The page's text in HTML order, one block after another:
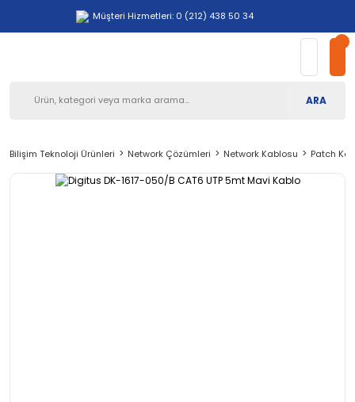
Müşteri Hizmetleri: 0 (212) 438 50 34
ARA
Bilişim Teknoloji Ürünleri Network Çözümleri Network Kablosu Patch